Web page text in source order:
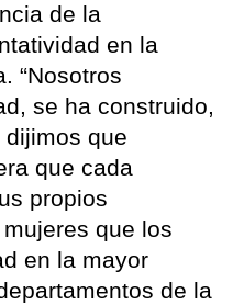
de la
en la
“Nosotros
se ha construido,
que
que cada
propios
que los
en la mayor
de la